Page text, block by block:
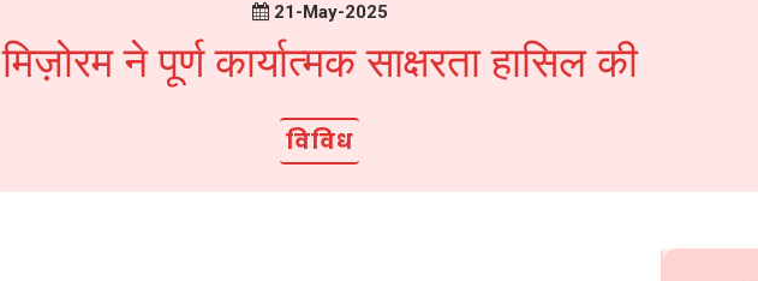
21-May-2025
मिज़ोरम ने पूर्ण कार्यात्मक साक्षरता हासिल की
विविध